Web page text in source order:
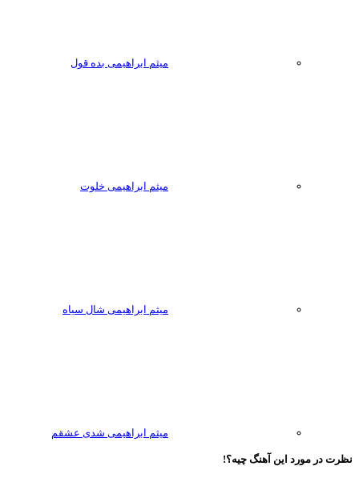
میثم ابراهیمی بده قول
میثم ابراهیمی خلوت
میثم ابراهیمی شال سیاه
میثم ابراهیمی شدی عشقم
در مورد این آهنگ چیه؟!